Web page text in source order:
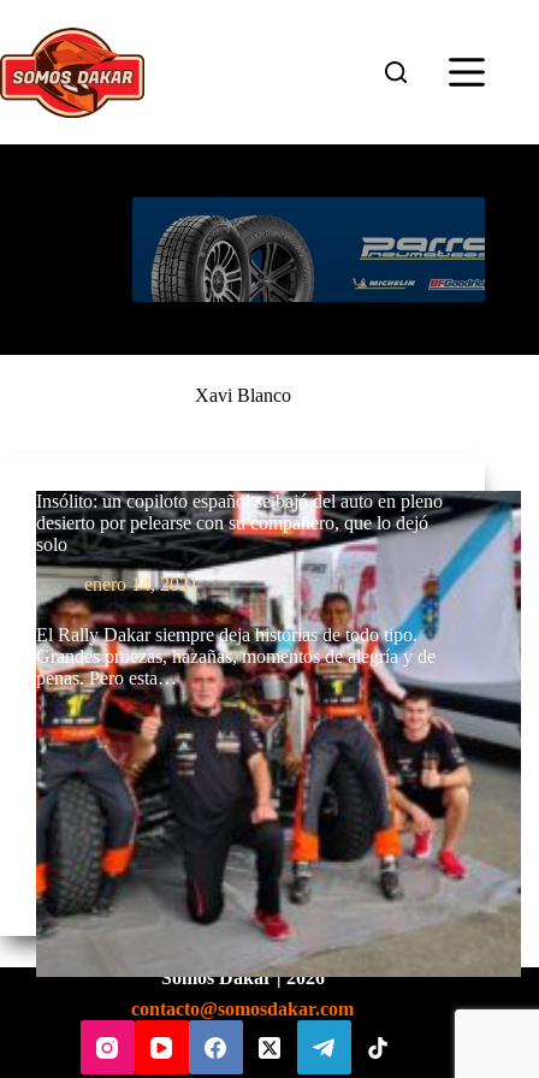
contenido
Xavi Blanco
Insólito: un copiloto español se bajó del auto en pleno
desierto por pelearse con su compañero, que lo dejó
solo
enero 14, 2021
El Rally Dakar siempre deja historias de todo tipo.
Grandes proezas, hazañas, momentos de alegría y de
penas. Pero esta…
Somos Dakar | 2026
contacto@somosdakar.com